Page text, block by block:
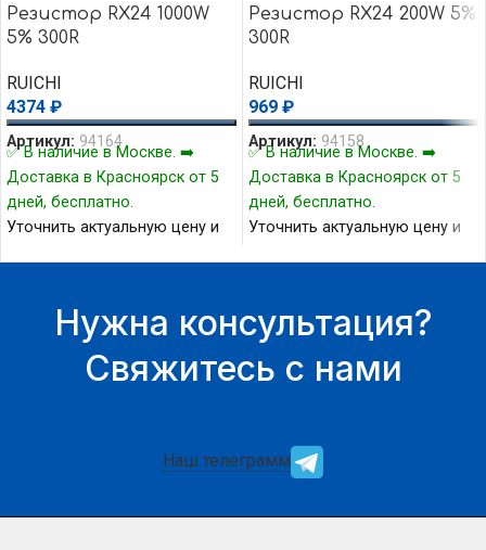
Резистор RX24 1000W
5% 300R
RUICHI
4374 ₽
Артикул: 94164
✅ В наличие в Москве. ➡️
Доставка в Красноярск от 5
дней, бесплатно.
Уточнить актуальную цену и
Резистор RX24 200W 5%
300R
RUICHI
969 ₽
Артикул: 94158
✅ В наличие в Москве. ➡️
Доставка в Красноярск от 5
дней, бесплатно.
Уточнить актуальную цену и
Нужна консультация?
Свяжитесь с нами
Наш телеграмм